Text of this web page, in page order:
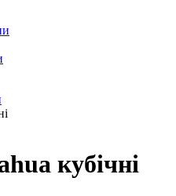
кубічні